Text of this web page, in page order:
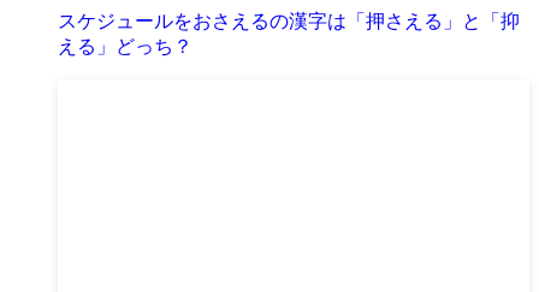
スケジュールをおさえるの漢字は「押さえる」と「抑
える」どっち？